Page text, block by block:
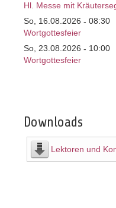
Hl. Messe mit
So, 16.08.2026 - 08:30
Wortgottesfeier
So, 23.08.2026 - 10:00
Wortgottesfeier
Downloads
Lektoren und